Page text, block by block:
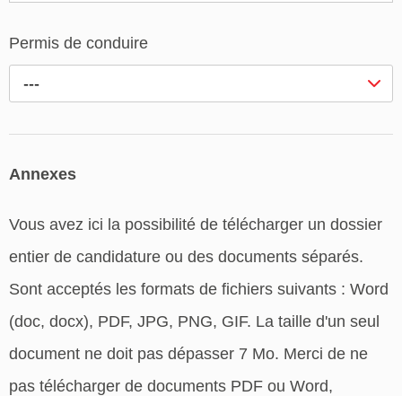
Permis de conduire
---
Annexes
Vous avez ici la possibilité de télécharger un dossier
entier de candidature ou des documents séparés.
Sont acceptés les formats de fichiers suivants : Word
(doc, docx), PDF, JPG, PNG, GIF. La taille d'un seul
document ne doit pas dépasser 7 Mo. Merci de ne
pas télécharger de documents PDF ou Word,